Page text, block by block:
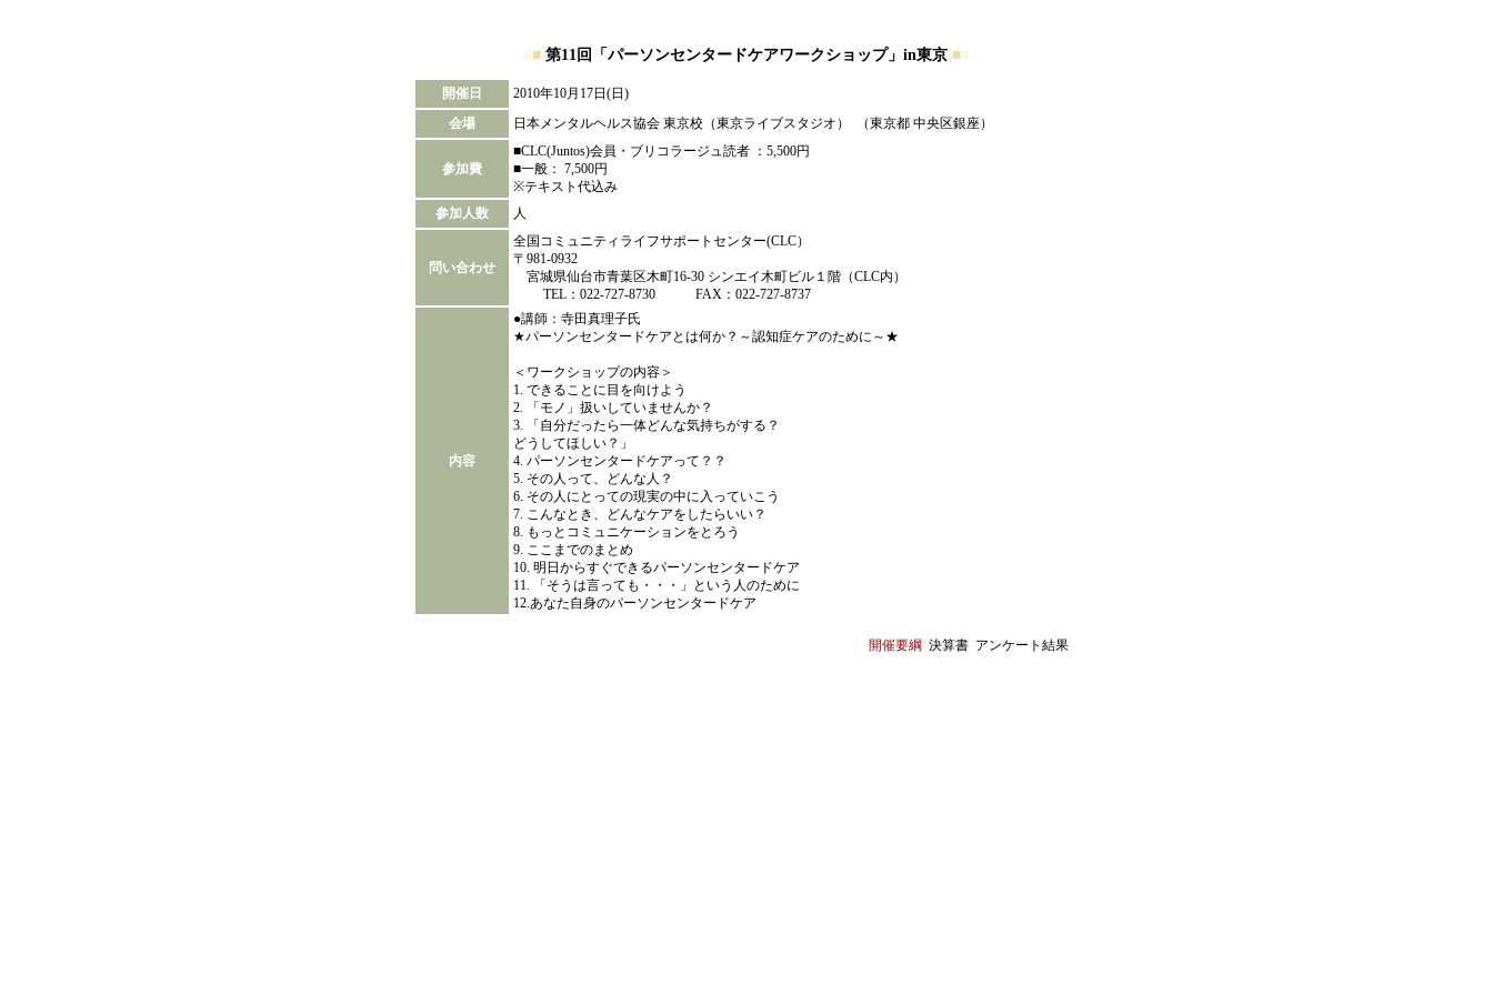
■■ 第11回「パーソンセンタードケアワークショップ」in東京 ■■
開催日
2010年10月17日(日)
会場
日本メンタルヘルス協会 東京校（東京ライブスタジオ） （東京都 中央区銀座）
参加費
■CLC(Juntos)会員・ブリコラージュ読者 ：5,500円
■一般： 7,500円
※テキスト代込み
参加人数
人
問い合わせ
全国コミュニティライフサポートセンター(CLC）
〒981-0932
宮城県仙台市青葉区木町16-30 シンエイ木町ビル１階（CLC内）
TEL：022-727-8730 FAX：022-727-8737
内容
●講師：寺田真理子氏
★パーソンセンタードケアとは何か？～認知症ケアのために～★
＜ワークショップの内容＞
1. できることに目を向けよう
2. 「モノ」扱いしていませんか？
3. 「自分だったら一体どんな気持ちがする？
どうしてほしい？」
4. パーソンセンタードケアって？？
5. その人って、どんな人？
6. その人にとっての現実の中に入っていこう
7. こんなとき、どんなケアをしたらいい？
8. もっとコミュニケーションをとろう
9. ここまでのまとめ
10. 明日からすぐできるパーソンセンタードケア
11. 「そうは言っても・・・」という人のために
12.あなた自身のパーソンセンタードケア
開催要綱 決算書 アンケート結果